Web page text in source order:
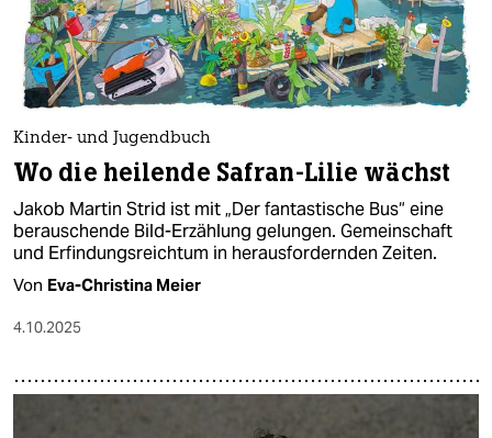
Kinder- und Jugendbuch
Wo die heilende Safran-Lilie wächst
Jakob Martin Strid ist mit „Der fantastische Bus“ eine
berauschende Bild-Erzählung gelungen. Gemeinschaft
und Erfindungsreichtum in herausfordernden Zeiten.
Von Eva-Christina Meier
4.10.2025